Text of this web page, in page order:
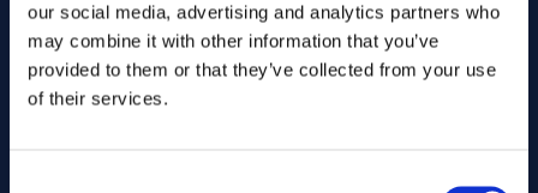
our social media, advertising and analytics partners who
may combine it with other information that you’ve
provided to them or that they’ve collected from your use
of their services.